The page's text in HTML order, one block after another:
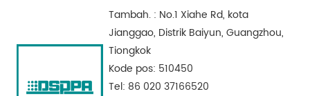
Tambah. : No.1 Xiahe Rd, kota
Jianggao, Distrik Baiyun, Guangzhou,
Tiongkok
Kode pos: 510450
Tel: 86 020 37166520